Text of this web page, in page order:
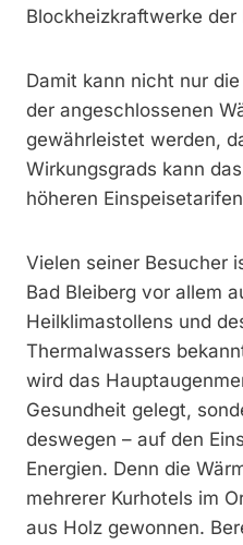
Blockheizkraftwerke der
Damit kann nicht nur
der angeschlossenen
gewährleistet werden,
Wirkungsgrads kann
höheren
Vielen seiner Besucher
Bad Bleiberg vor allem
Heilklimastollens und
Thermalwassers
wird das
Gesundheit gelegt,
deswegen – auf den
Energien. Denn die
mehrerer Kurhotels im
aus Holz gewonnen.